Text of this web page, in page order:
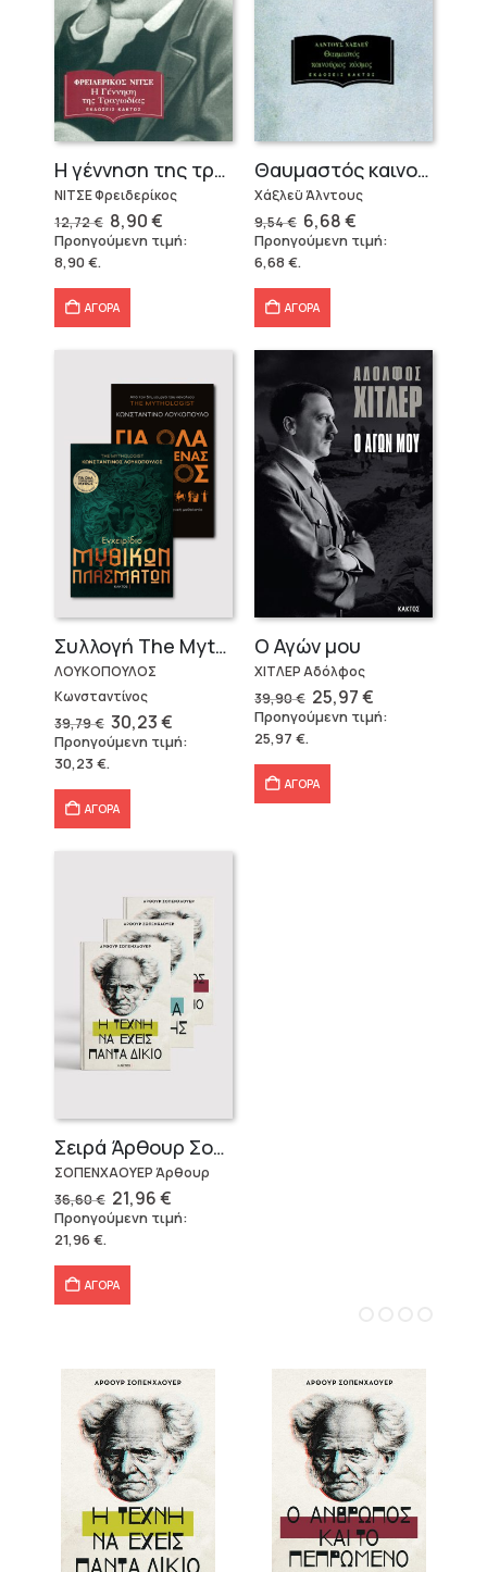
Η γέννηση της τραγωδίας
ΝΙΤΣΕ Φρειδερίκος
12,72€ Original
price
was:
8,90€Η
τρέχουσα
τιμή
Προηγούμενη τιμή:
8,90€.
ΑΓΟΡΑ
Θαυμαστός καινούργιος κόσμος
Χάξλεϋ Άλντους
9,54€ Original
price
was:
6,68€Η
τρέχουσα
τιμή
Προηγούμενη τιμή:
6,68 €.
ΑΓΟΡΑ
Συλλογή The Mythologist (2 βιβλία)
ΛΟΥΚΟΠΟΥΛΟΣ
Κωνσταντίνος
39,79€ Original
price
was:
39,79 €.
30,23€Η
τρέχουσα
τιμή
Προηγούμενη τιμή:
30,23€.
ΑΓΟΡΑ
Ο Αγών μου
ΧΙΤΛΕΡ Αδόλφος
39,90€ Original
price
was:
25,97€Η
τρέχουσα
τιμή
Προηγούμενη τιμή:
25,97 €.
ΑΓΟΡΑ
Σειρά Άρθουρ Σοπενχάουερ (3 βιβλία)
ΣΟΠΕΝΧΑΟΥΕΡ Άρθουρ
36,60€ Original
price
was:
21,96€Η
τρέχουσα
τιμή
Προηγούμενη τιμή:
21,96 €.
ΑΓΟΡΑ